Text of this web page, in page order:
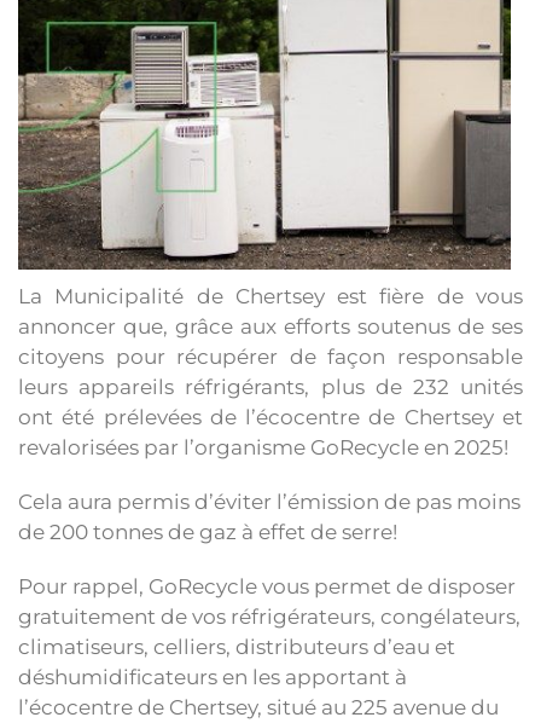
La Municipalité de Chertsey est fière de vous
annoncer que, grâce aux efforts soutenus de ses
citoyens pour récupérer de façon responsable
leurs appareils réfrigérants, plus de 232 unités
ont été prélevées de l’écocentre de Chertsey et
revalorisées par l’organisme GoRecycle en 2025!
Cela aura permis d’éviter l’émission de pas moins
de 200 tonnes de gaz à effet de serre!
Pour rappel, GoRecycle vous permet de disposer
gratuitement de vos réfrigérateurs, congélateurs,
climatiseurs, celliers, distributeurs d’eau et
déshumidificateurs en les apportant à
l’écocentre de Chertsey, situé au 225 avenue du